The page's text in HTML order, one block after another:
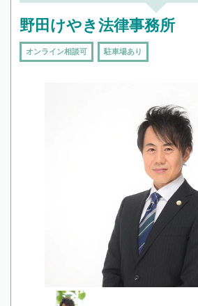
野田けやき法律事務所
オンライン相談可 駐車場あり